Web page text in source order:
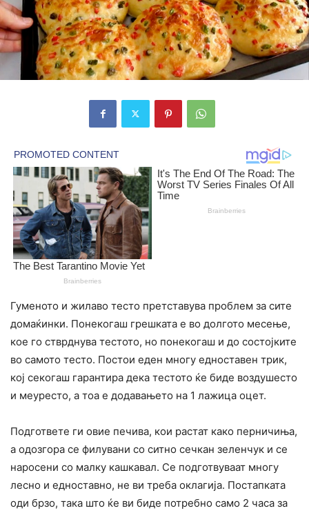
Гуменото и жилаво тесто претставува проблем за сите
домаќинки. Понекогаш грешката е во долгото месење,
кое го стврднува тестото, но понекогаш и до состојките
во самото тесто. Постои еден многу едноставен трик,
кој секогаш гарантира дека тестото ќе биде воздушесто
и меуресто, а тоа е додавањето на 1 лажица оцет.
Подгответе ги овие печива, кои растат како перничиња,
а одозгора се филувани со ситно сечкан зеленчук и се
наросени со малку кашкавал. Се подготвуваат многу
лесно и едноставно, не ви треба оклагија. Постапката
оди брзо, така што ќе ви биде потребно само 2 часа за